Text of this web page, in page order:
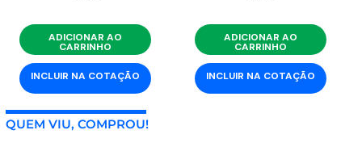
ADICIONAR AO
CARRINHO
INCLUIR NA COTAÇÃO
ADICIONAR AO
CARRINHO
INCLUIR NA COTAÇÃO
QUEM VIU, COMPROU!